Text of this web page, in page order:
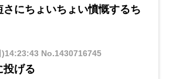
さにちょいちょい憤慨するち
)14:23:43 No.1430716745
投げる